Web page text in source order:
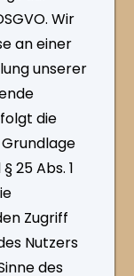
Wir
an einer
unserer
die
25 Abs. 1
Zugriff
Nutzers
des